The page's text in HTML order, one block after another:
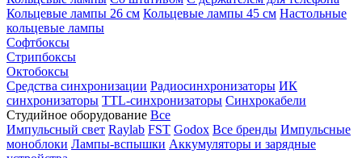
Кольцевые лампы 26 см Кольцевые лампы 45 см Настольные
кольцевые лампы
Софтбоксы
Стрипбоксы
Октобоксы
Средства синхронизации Радиосинхронизаторы ИК
синхронизаторы TTL-синхронизаторы Синхрокабели
Студийное оборудование Все
Импульсный свет Raylab FST Godox Все бренды Импульсные
моноблоки Лампы-вспышки Аккумуляторы и зарядные